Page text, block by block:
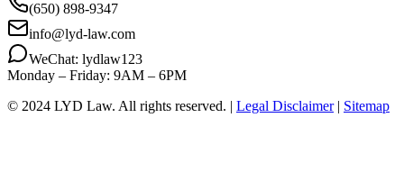
(650) 898-9347
info@lyd-law.com
WeChat: lydlaw123
Monday – Friday: 9AM – 6PM
© 2024 LYD Law. All rights reserved. | Legal Disclaimer | Sitemap